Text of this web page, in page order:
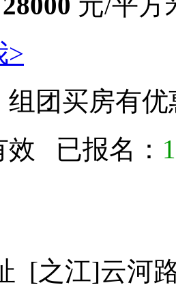
>
组团买房有
效 已报名：
[之江]云河